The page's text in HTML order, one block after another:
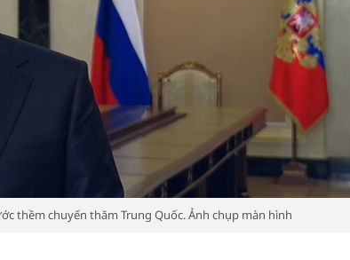
thềm chuyến thăm Trung Quốc. Ảnh chụp màn hình